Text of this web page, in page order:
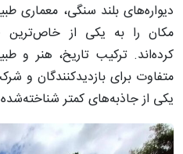
دیواره‌های بلند سنگی، معماری
مکان را به یکی از خاص‌ترین
کرده‌اند. ترکیب تاریخ، هنر و
متفاوت برای بازدیدکنندگان و
یکی از جاذبه‌های کمتر